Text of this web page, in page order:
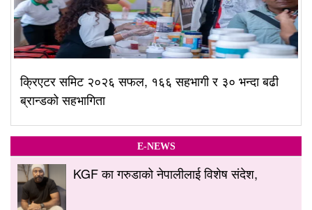
क्रिएटर समिट २०२६ सफल, १६६ सहभागी र ३० भन्दा बढी
ब्रान्डको सहभागिता
E-NEWS
KGF का गरुडाको नेपालीलाई विशेष संदेश,